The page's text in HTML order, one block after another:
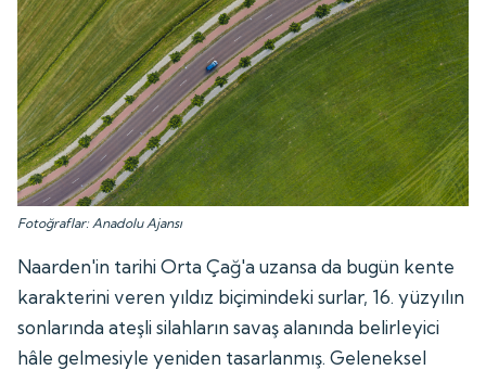
Fotoğraflar: Anadolu Ajansı
Naarden'in tarihi Orta Çağ'a uzansa da bugün kente
karakterini veren yıldız biçimindeki surlar, 16. yüzyılın
sonlarında ateşli silahların savaş alanında belirleyici
hâle gelmesiyle yeniden tasarlanmış. Geleneksel